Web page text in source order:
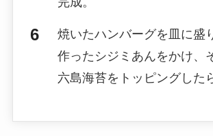
焼いたハンバーグを皿に盛
作ったシジミあんをかけ、
六島海苔をトッピングした